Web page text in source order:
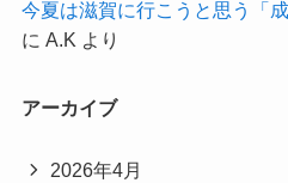
今夏は滋賀に行こうと思う「
に A.K より
アーカイブ
2026年4月